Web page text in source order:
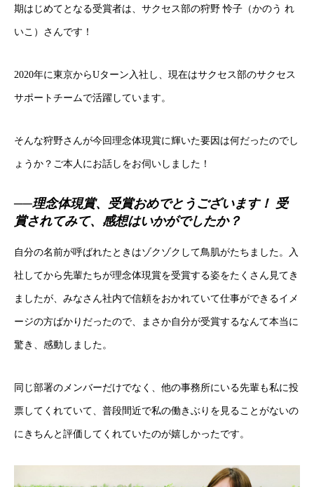
期はじめてとなる受賞者は、サクセス部の狩野 怜子（かのう れ
いこ）さんです！
2020年に東京からUターン入社し、現在はサクセス部のサクセス
サポートチームで活躍しています。
そんな狩野さんが今回理念体現賞に輝いた要因は何だったのでし
ょうか？ご本人にお話しをお伺いしました！
──理念体現賞、受賞おめでとうございます！ 受
賞されてみて、感想はいかがでしたか？
自分の名前が呼ばれたときはゾクゾクして鳥肌がたちました。入
社してから先輩たちが理念体現賞を受賞する姿をたくさん見てき
ましたが、みなさん社内で信頼をおかれていて仕事ができるイメ
ージの方ばかりだったので、まさか自分が受賞するなんて本当に
驚き、感動しました。
同じ部署のメンバーだけでなく、他の事務所にいる先輩も私に投
票してくれていて、普段間近で私の働きぶりを見ることがないの
にきちんと評価してくれていたのが嬉しかったです。